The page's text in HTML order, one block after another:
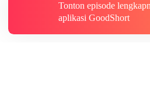
Tonton episode
aplikasi GoodShort